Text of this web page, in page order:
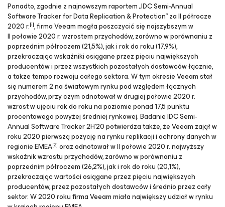
Ponadto, zgodnie z najnowszym raportem „IDC Semi-Annual
Software Tracker for Data Replication & Protection” za II półrocze
2020 r.[i], firma Veeam mogła poszczycić się najszybszym w
II połowie 2020 r. wzrostem przychodów, zarówno w porównaniu z
poprzednim półroczem (21,5%), jak i rok do roku (17,9%),
przekraczając wskaźniki osiągane przez pięciu największych
producentów i przez wszystkich pozostałych dostawców łącznie,
a także tempo rozwoju całego sektora. W tym okresie Veeam stał
się numerem 2 na światowym rynku pod względem łącznych
przychodów, przy czym odnotował w drugiej połowie 2020 r.
wzrost w ujęciu rok do roku na poziomie ponad 17,5 punktu
procentowego powyżej średniej rynkowej. Badanie IDC Semi-
Annual Software Tracker 2H’20 potwierdza także, że Veeam zajął w
roku 2020 pierwszą pozycję na rynku replikacji i ochrony danych w
regionie EMEA[2] oraz odnotował w II połowie 2020 r. najwyższy
wskaźnik wzrostu przychodów, zarówno w porównaniu z
poprzednim półroczem (26,2%), jak i rok do roku (20,1%),
przekraczając wartości osiągane przez pięciu największych
producentów, przez pozostałych dostawców i średnio przez cały
sektor. W 2020 roku firma Veeam miała największy udział w rynku